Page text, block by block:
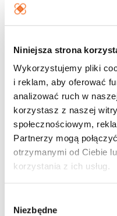
Niniejsza strona
Wykorzystujemy pliki
i reklam, aby oferować
analizować ruch w
korzystasz z naszej
społecznościowym,
Partnerzy mogą
otrzymanymi od Ciebie
korzystania z ich usług.
Niezbędne
Darmowa dostawa od
Wysyłka w ciągu 24h
Dodaj do koszyka
Kategorie
Ortopedia
Nietrzymanie moczu